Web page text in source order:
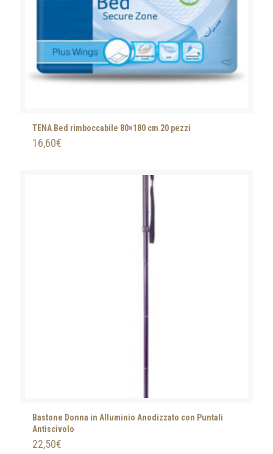
TENA Bed rimboccabile 80×180 cm 20 pezzi
16,60€
Bastone Donna in Alluminio Anodizzato con Puntali
Antiscivolo
22,50€